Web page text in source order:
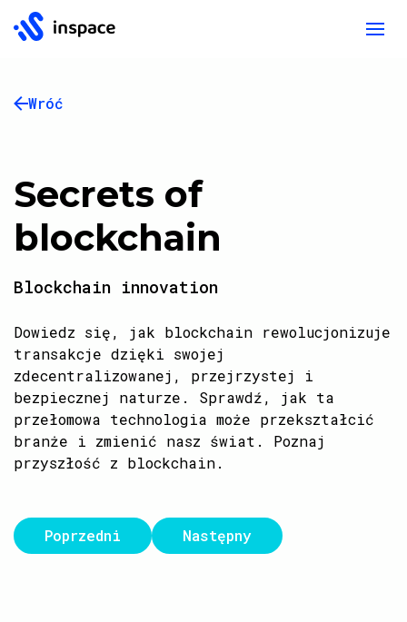
Wróć
Secrets of
blockchain
Blockchain innovation
Dowiedz się, jak blockchain rewolucjonizuje
transakcje dzięki swojej
zdecentralizowanej, przejrzystej i
bezpiecznej naturze. Sprawdź, jak ta
przełomowa technologia może przekształcić
branże i zmienić nasz świat. Poznaj
przyszłość z blockchain.
Poprzedni Następny